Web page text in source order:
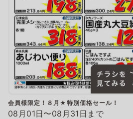
会員様限定！８月★特別価格セール！
08月01日〜08月31日まで